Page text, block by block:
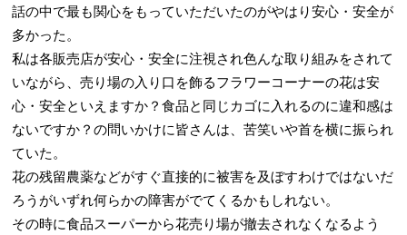
話の中で最も関心をもっていただいたのがやはり安心・安全が
多かった。
私は各販売店が安心・安全に注視され色んな取り組みをされて
いながら、売り場の入り口を飾るフラワーコーナーの花は安
心・安全といえますか？食品と同じカゴに入れるのに違和感は
ないですか？の問いかけに皆さんは、苦笑いや首を横に振られ
ていた。
花の残留農薬などがすぐ直接的に被害を及ぼすわけではないだ
ろうがいずれ何らかの障害がでてくるかもしれない。
その時に食品スーパーから花売り場が撤去されなくなるよう